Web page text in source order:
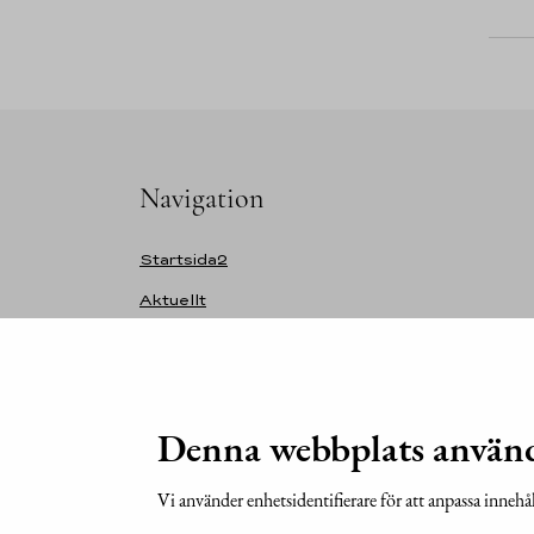
Denna webbplats
Vi använder enhetsidentifierare för att anpassa
Navigation
Startsida2
Aktuellt
Tidigare presidenter
Kansli och kontakt